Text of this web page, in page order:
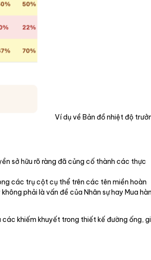
Ví dụ về Bản đồ nhiệt độ
sở hữu rõ ràng đã củng cố thành các thực
các trụ cột cụ thể trên các tên miền hoàn
phải là vấn đề của Nhân sự hay Mua
các khiếm khuyết trong thiết kế đường ống,